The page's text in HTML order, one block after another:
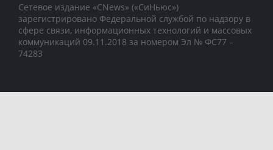
Сетевое издание «CNews» («СиНьюс»)
зарегистрировано Федеральной службой по надзору в
сфере связи, информационных технологий и массовых
коммуникаций 09.11.2018 за номером Эл № ФС77 –
74283